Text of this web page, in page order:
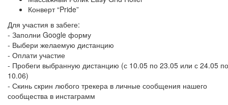
Конверт “Pride”
Для участия в забеге:
- Заполни Google форму
- Выбери желаемую дистанцию
- Оплати участие
- Пробеги выбранную дистанцию (с 10.05 по 23.05 или с 24.05 по
10.06)
- Скинь скрин любого трекера в личные сообщения нашего
сообщества в инстаграмм